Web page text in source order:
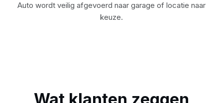
Auto wordt veilig afgevoerd naar garage of locatie naar
keuze.